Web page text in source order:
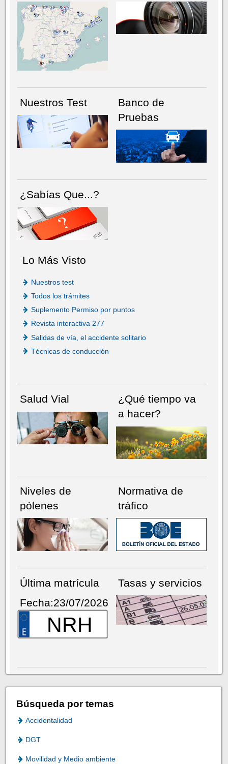
NÚMERO ACTUALHEMEROTECA
Nuestros Test
Banco de
Pruebas
¿Sabías Que...?
Lo Más Visto
Nuestros test
Todos los trámites
Suplemento Permiso por puntos
Revista interactiva 277
Salidas de vía, el accidente solitario
Técnicas de conducción
Salud Vial
¿Qué tiempo va
a hacer?
Niveles de
pólenes
Normativa de
tráfico
Última matrícula
Fecha:23/07/2026
NRH
Tasas y servicios
Búsqueda por temas
Accidentalidad
DGT
Movilidad y Medio ambiente